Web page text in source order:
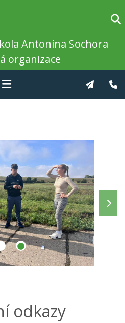
Antonína Sochora
organizace
odkazy